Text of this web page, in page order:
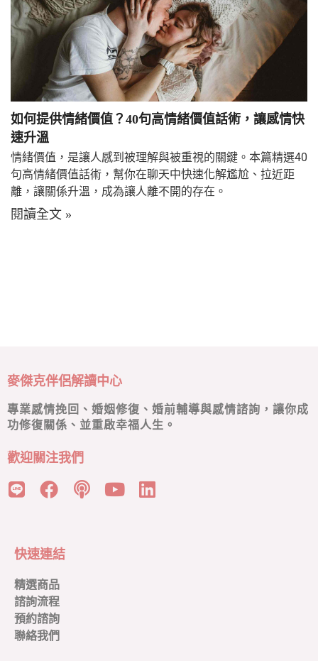
如何提供情緒價值？40句高情緒價值話術，讓感情快
速升溫
情緒價值，是讓人感到被理解與被重視的關鍵。本篇精選40
句高情緒價值話術，幫你在聊天中快速化解尷尬、拉近距
離，讓關係升溫，成為讓人離不開的存在。
閱讀全文 »
麥傑克伴侶解讀中心
專業感情挽回、婚姻修復、婚前輔導與感情諮詢，讓你成
功修復關係、並重啟幸福人生。
歡迎關注我們
快速連結
精選商品
諮詢流程
預約諮詢
聯絡我們